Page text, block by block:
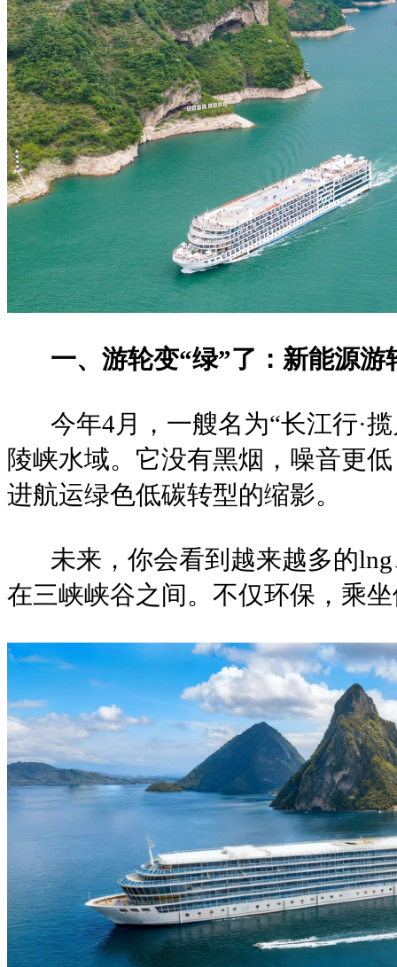
一、游轮变“绿”了：新能源游
今年4月，一艘名为“长江行·揽
陵峡水域。它没有黑烟，噪音更
进航运绿色低碳转型的缩影。
未来，你会看到越来越多的lng
在三峡峡谷之间。不仅环保，乘